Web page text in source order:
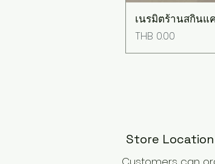
เนรมิตร้านสกินแ
Price
THB 0.00
Store Location